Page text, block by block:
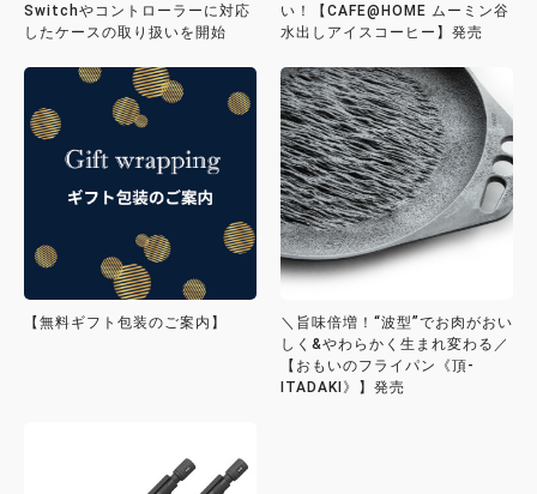
Switchやコントローラーに対応
したケースの取り扱いを開始
い！【CAFE@HOME ムーミン谷
水出しアイスコーヒー】発売
【無料ギフト包装のご案内】
＼旨味倍増！“波型”でお肉がおい
しく&やわらかく生まれ変わる／
【おもいのフライパン《頂-
ITADAKI》】発売